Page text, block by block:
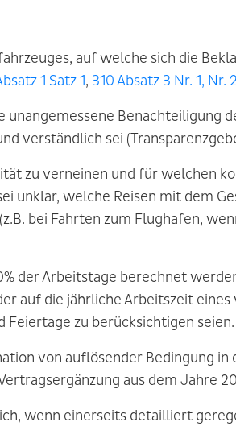
auf welche sich die
1 Satz 1, 310 Absatz 3 Nr. 1, Nr.
unangemessene Benachteiligung
verständlich sei
zu verneinen und für welchen
unklar, welche Reisen mit dem
bei Fahrten zum Flughafen,
der Arbeitstage berechnet
auf die jährliche Arbeitszeit
zu berücksichtigen seien.
von auflösender Bedingung in
aus dem Jahre
wenn einerseits detailliert